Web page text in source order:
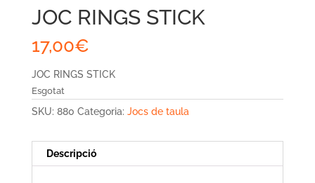
JOC RINGS STICK
17,00€
JOC RINGS STICK
Esgotat
SKU: 880 Categoria: Jocs de taula
Descripció